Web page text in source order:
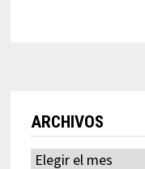
ARCHIVOS
Archivos